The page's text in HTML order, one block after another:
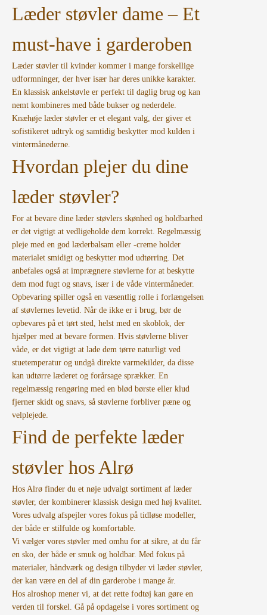
Læder støvler dame – Et
must-have i garderoben
Læder støvler til kvinder kommer i mange forskellige
udformninger, der hver især har deres unikke karakter.
En klassisk ankelstøvle er perfekt til daglig brug og kan
nemt kombineres med både bukser og nederdele.
Knæhøje læder støvler er et elegant valg, der giver et
sofistikeret udtryk og samtidig beskytter mod kulden i
vintermånederne.
Hvordan plejer du dine
læder støvler?
For at bevare dine læder støvlers skønhed og holdbarhed
er det vigtigt at vedligeholde dem korrekt. Regelmæssig
pleje med en god læderbalsam eller -creme holder
materialet smidigt og beskytter mod udtørring. Det
anbefales også at imprægnere støvlerne for at beskytte
dem mod fugt og snavs, især i de våde vintermåneder.
Opbevaring spiller også en væsentlig rolle i forlængelsen
af støvlernes levetid. Når de ikke er i brug, bør de
opbevares på et tørt sted, helst med en skoblok, der
hjælper med at bevare formen. Hvis støvlerne bliver
våde, er det vigtigt at lade dem tørre naturligt ved
stuetemperatur og undgå direkte varmekilder, da disse
kan udtørre læderet og forårsage sprækker. En
regelmæssig rengøring med en blød børste eller klud
fjerner skidt og snavs, så støvlerne forbliver pæne og
velplejede.
Find de perfekte læder
støvler hos Alrø
Hos Alrø finder du et nøje udvalgt sortiment af læder
støvler, der kombinerer klassisk design med høj kvalitet.
Vores udvalg afspejler vores fokus på tidløse modeller,
der både er stilfulde og komfortable.
Vi vælger vores støvler med omhu for at sikre, at du får
en sko, der både er smuk og holdbar. Med fokus på
materialer, håndværk og design tilbyder vi læder støvler,
der kan være en del af din garderobe i mange år.
Hos alroshop mener vi, at det rette fodtøj kan gøre en
verden til forskel. Gå på opdagelse i vores sortiment og